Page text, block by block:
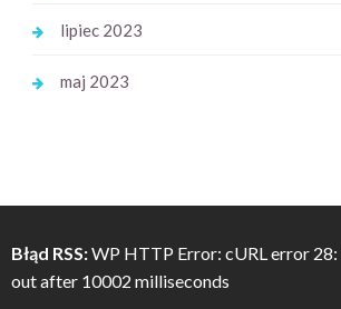
lipiec 2023
maj 2023
Błąd RSS:WP HTTP Error: cURL error
out after 10002 milliseconds